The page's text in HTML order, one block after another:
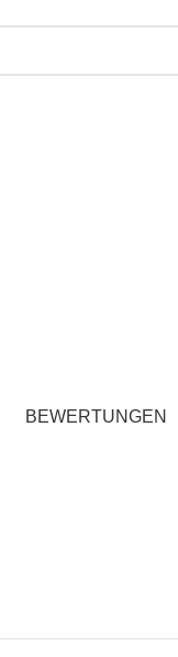
BEWERTUNGEN